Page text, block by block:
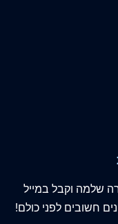
שלמה וקבל במייל
חשובים לפני כולם!